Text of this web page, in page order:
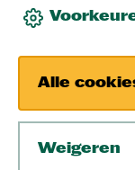
ZA 9 APR 2022
Alle
Weigeren